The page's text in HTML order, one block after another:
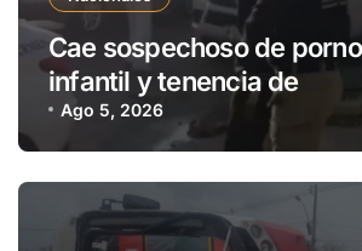
Cae sospechoso de
infantil y tenencia de
estupefacientes en
Mora
Ago 5, 2026